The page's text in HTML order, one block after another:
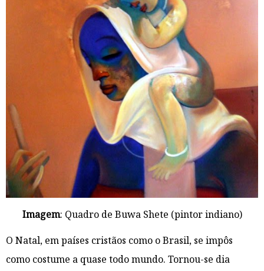
Imagem: Quadro de Buwa Shete (pintor indiano)
O Natal, em países cristãos como o Brasil, se impôs
como costume a quase todo mundo. Tornou-se dia